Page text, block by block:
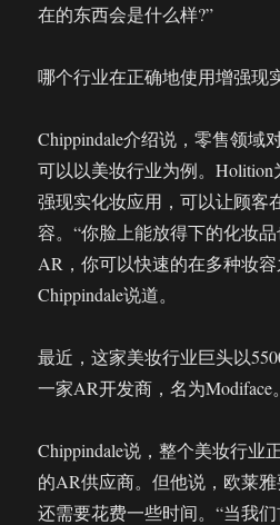
在的东西会是什么样?”
哪个行业在正确地使用增强现
Chippindale介绍说，零售领域
可以以美妆行业为例。
强现实化妆应用，可以让顾客
容。“你脸上能放得下的化妆
AR，你可以快速的在多种妆
Chippindale说道。
最近，这家美妆行业巨头以
一家AR开发商，名为Modiface。
Chippindale说，整个美妆行业
的AR供应商。但他说，欧莱
还需要花费一些时间。“当我